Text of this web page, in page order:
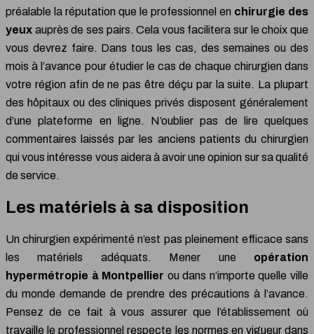
préalable la réputation que le professionnel en chirurgie des
yeux auprès de ses pairs. Cela vous facilitera sur le choix que
vous devrez faire. Dans tous les cas, des semaines ou des
mois à l’avance pour étudier le cas de chaque chirurgien dans
votre région afin de ne pas être déçu par la suite. La plupart
des hôpitaux ou des cliniques privés disposent généralement
d’une plateforme en ligne. N’oublier pas de lire quelques
commentaires laissés par les anciens patients du chirurgien
qui vous intéresse vous aidera à avoir une opinion sur sa qualité
de service.
Les matériels à sa disposition
Un chirurgien expérimenté n’est pas pleinement efficace sans
les matériels adéquats. Mener une opération
hypermétropie à Montpellier ou dans n’importe quelle ville
du monde demande de prendre des précautions à l’avance.
Pensez de ce fait à vous assurer que l’établissement où
travaille le professionnel respecte les normes en vigueur dans